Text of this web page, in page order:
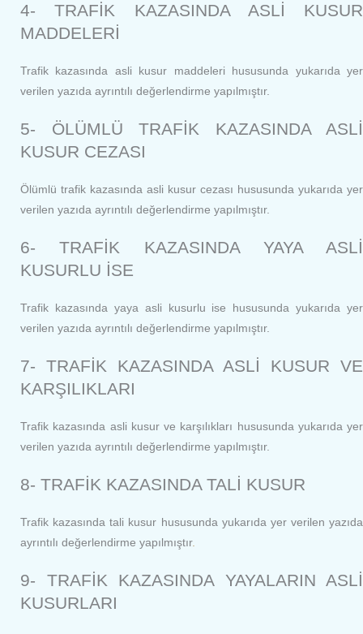
4- TRAFİK KAZASINDA ASLİ KUSUR
MADDELERİ
Trafik kazasında asli kusur maddeleri hususunda yukarıda yer
verilen yazıda ayrıntılı değerlendirme yapılmıştır.
5- ÖLÜMLÜ TRAFİK KAZASINDA ASLİ
KUSUR CEZASI
Ölümlü trafik kazasında asli kusur cezası hususunda yukarıda yer
verilen yazıda ayrıntılı değerlendirme yapılmıştır.
6- TRAFİK KAZASINDA YAYA ASLİ
KUSURLU İSE
Trafik kazasında yaya asli kusurlu ise hususunda yukarıda yer
verilen yazıda ayrıntılı değerlendirme yapılmıştır.
7- TRAFİK KAZASINDA ASLİ KUSUR VE
KARŞILIKLARI
Trafik kazasında asli kusur ve karşılıkları hususunda yukarıda yer
verilen yazıda ayrıntılı değerlendirme yapılmıştır.
8- TRAFİK KAZASINDA TALİ KUSUR
Trafik kazasında tali kusur hususunda yukarıda yer verilen yazıda
ayrıntılı değerlendirme yapılmıştır.
9- TRAFİK KAZASINDA YAYALARIN ASLİ
KUSURLARI